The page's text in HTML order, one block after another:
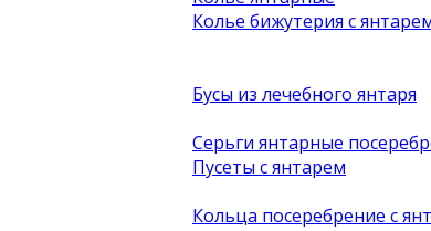
Колье бижутерия с
Бусы из лечебного янтаря
Серьги янтарные
Пусеты с янтарем
Кольца посеребрение с